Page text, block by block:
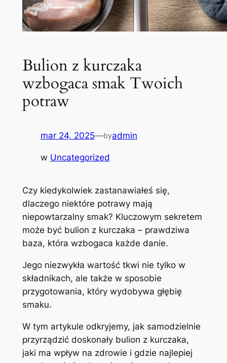
Bulion z kurczaka
wzbogaca smak Twoich
potraw
mar 24, 2025—byadmin
w Uncategorized
Czy kiedykolwiek zastanawiałeś się,
dlaczego niektóre potrawy mają
niepowtarzalny smak? Kluczowym sekretem
może być bulion z kurczaka – prawdziwa
baza, która wzbogaca każde danie.
Jego niezwykła wartość tkwi nie tylko w
składnikach, ale także w sposobie
przygotowania, który wydobywa głębię
smaku.
W tym artykule odkryjemy, jak samodzielnie
przyrządzić doskonały bulion z kurczaka,
jaki ma wpływ na zdrowie i gdzie najlepiej